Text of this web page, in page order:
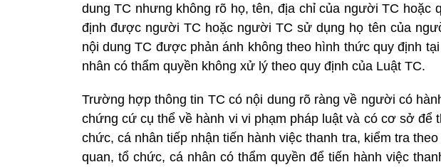
dung TC nhưng không rõ họ, tên, địa chỉ của người TC hoặc
định được người TC hoặc người TC sử dụng họ tên của
nội dung TC được phản ánh không theo hình thức quy định
nhân có thẩm quyền không xử lý theo quy định của Luật TC.
Trường hợp thông tin TC có nội dung rõ ràng về người có
chứng cứ cụ thể về hành vi vi phạm pháp luật và có cơ sở để
chức, cá nhân tiếp nhận tiến hành việc thanh tra, kiểm tra
quan, tổ chức, cá nhân có thẩm quyền để tiến hành việc